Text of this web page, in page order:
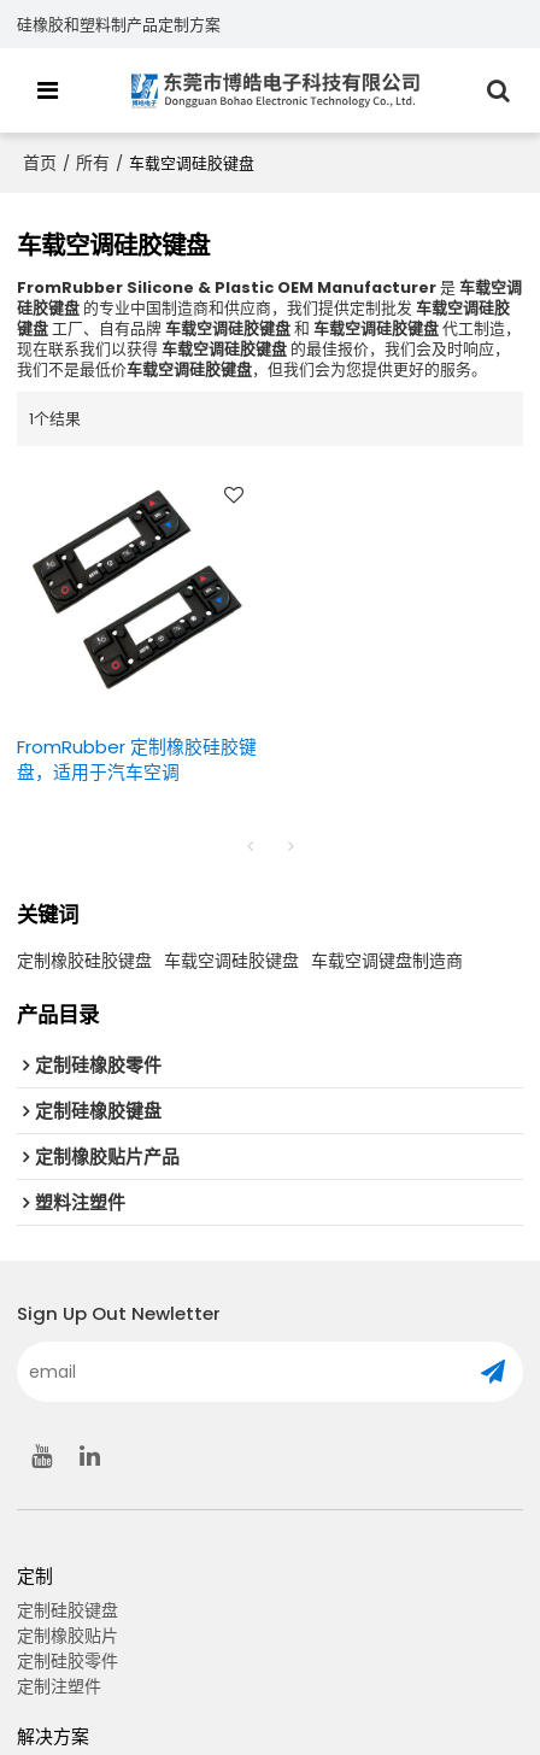
硅橡胶和塑料制产品定制方案
首页 / 所有 / 车载空调硅胶键盘
车载空调硅胶键盘
FromRubber Silicone & Plastic OEM Manufacturer是车载空调
硅胶键盘 的专业中国制造商和供应商，我们提供定制批发车载空调硅胶
键盘工厂、自有品牌车载空调硅胶键盘和车载空调硅胶键盘代工制造，
现在联系我们以获得车载空调硅胶键盘 的最佳报价，我们会及时响应，
我们不是最低价车载空调硅胶键盘，但我们会为您提供更好的服务。
1个结果
FromRubber 定制橡胶硅胶键
盘，适用于汽车空调
关键词
定制橡胶硅胶键盘 车载空调硅胶键盘 车载空调键盘制造商
产品目录
定制硅橡胶零件
定制硅橡胶键盘
定制橡胶贴片产品
塑料注塑件
Sign Up Out Newletter
定制
定制硅胶键盘
定制橡胶贴片
定制硅胶零件
定制注塑件
解决方案